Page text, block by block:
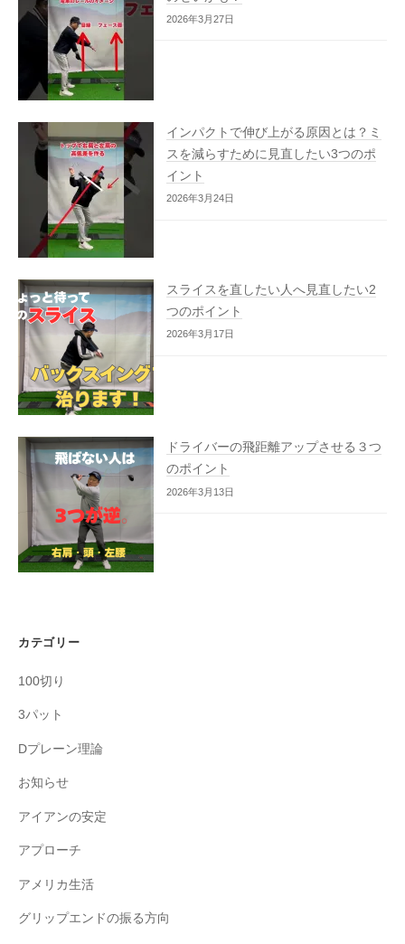
2026年3月27日
インパクトで伸び上がる原因とは？ミ
スを減らすために見直したい3つのポ
イント
2026年3月24日
スライスを直したい人へ見直したい2
つのポイント
2026年3月17日
ドライバーの飛距離アップさせる３つ
のポイント
2026年3月13日
カテゴリー
100切り
3パット
Dプレーン理論
お知らせ
アイアンの安定
アプローチ
アメリカ生活
グリップエンドの振る方向